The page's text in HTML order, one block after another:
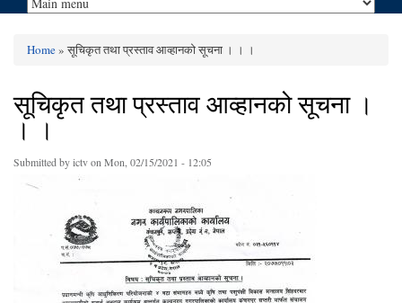
You are here
Home» सूचिकृत तथा प्रस्ताव आव्हानको सूचना । । ।
सूचिकृत तथा प्रस्ताव आव्हानको सूचना ।
। ।
Submitted byictvon Mon, 02/15/2021 - 12:05